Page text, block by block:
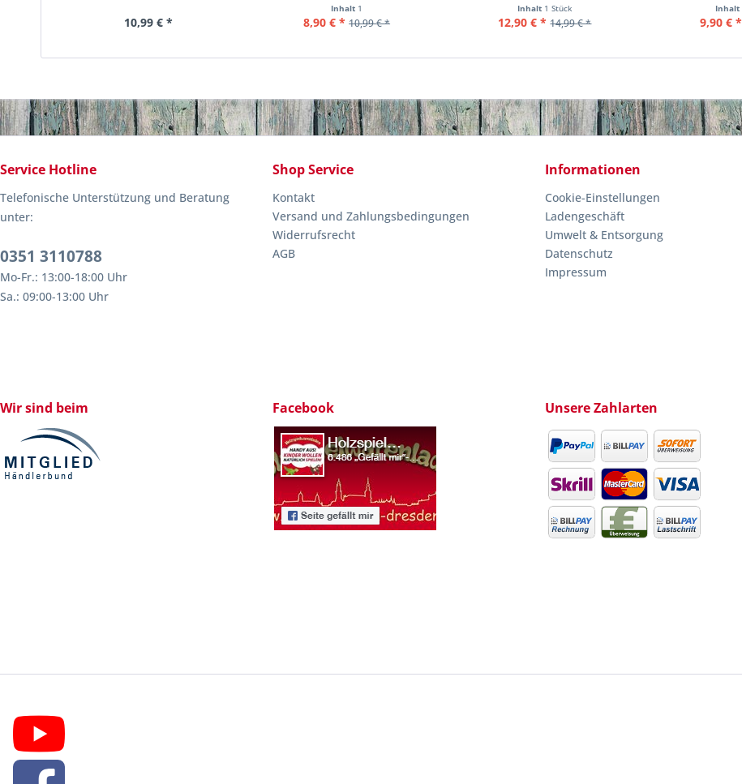
10,99 € *
Inhalt 1
8,90 € * 10,99 € *
Inhalt 1 Stück
12,90 € * 14,99 € *
Inhalt
9,90 € *
Service Hotline
Telefonische Unterstützung und Beratung
unter:
0351 3110788
Mo-Fr.: 13:00-18:00 Uhr
Sa.: 09:00-13:00 Uhr
Shop Service
Kontakt
Versand und Zahlungsbedingungen
Widerrufsrecht
AGB
Informationen
Cookie-Einstellungen
Ladengeschäft
Umwelt & Entsorgung
Datenschutz
Impressum
Wir sind beim Facebook Unsere Zahlarten